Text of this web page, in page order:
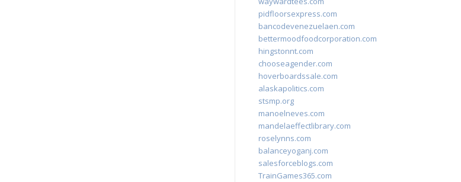
pidfloorsexpress.com
bancodevenezuelaen.com
bettermoodfoodcorporation.com
hingstonnt.com
chooseagender.com
hoverboardssale.com
alaskapolitics.com
stsmp.org
manoelneves.com
mandelaeffectlibrary.com
roselynns.com
balanceyoganj.com
salesforceblogs.com
TrainGames365.com